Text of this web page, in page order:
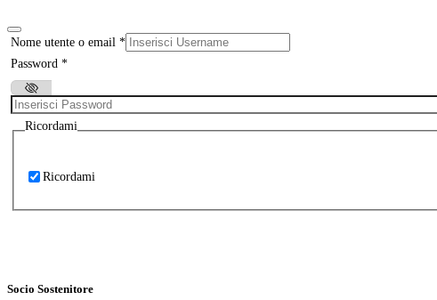
Nome utente o email *
Password *
Ricordami
Ricordami
Socio Sostenitore